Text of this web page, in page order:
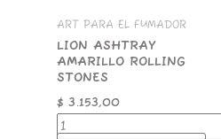
ART PARA EL FUMADOR
LION ASHTRAY
AMARILLO ROLLING
STONES
$ 3.153,00